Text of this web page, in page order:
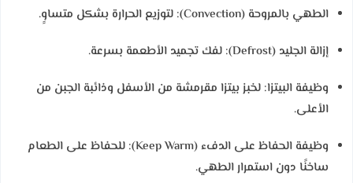
الطهي بالمروحة (Convection): لتوزيع الحرارة بشكل متساوٍ.
إزالة الجليد (Defrost): لفك تجميد الأطعمة بسرعة.
وظيفة البيتزا: لخبز بيتزا مقرمشة من الأسفل وذائبة الجبن من
الأعلى.
وظيفة الحفاظ على الدفء (Keep Warm):
للحفاظ على الطعام
ساخنًا دون استمرار الطهي.